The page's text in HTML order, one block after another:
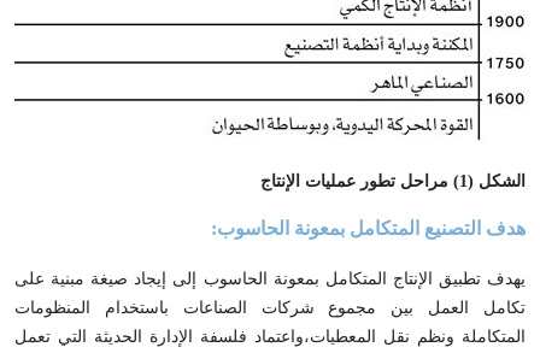
الشكل (1) مراحل تطور عمليات الإنتاج
هدف التصنيع المتكامل بمعونة الحاسوب:
يهدف تطبيق الإنتاج المتكامل بمعونة الحاسوب إلى إيجاد صيغة مبنية على
تكامل العمل بين مجموع شركات الصناعات باستخدام المنظومات
المتكاملة ونظم نقل المعطيات،واعتماد فلسفة الإدارة الحديثة التي تعمل